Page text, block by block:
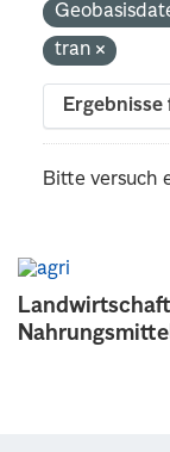
tran
Bitte versuch